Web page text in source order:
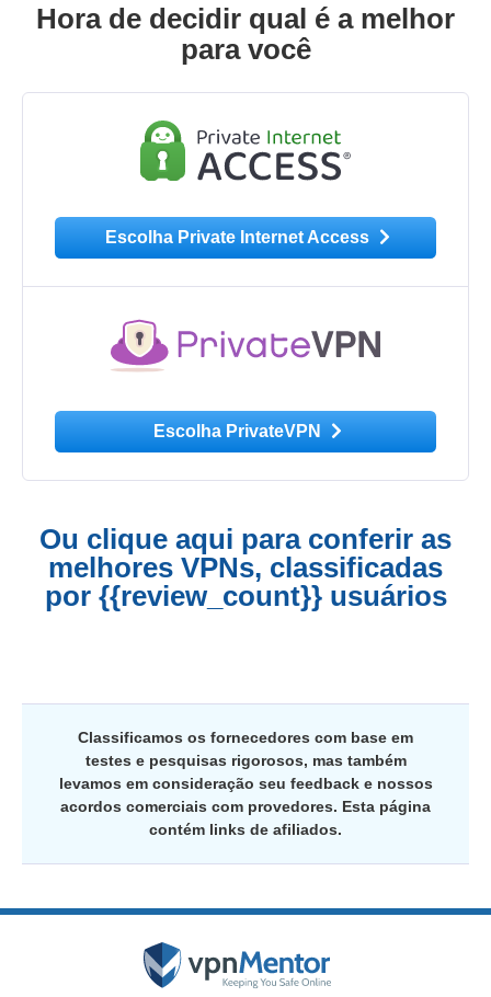
Hora de decidir qual é a melhor
para você
Escolha Private Internet Access
Escolha PrivateVPN
Ou clique aqui para conferir as
melhores VPNs, classificadas
por {{review_count}} usuários
Classificamos os fornecedores com base em
testes e pesquisas rigorosos, mas também
levamos em consideração seu feedback e nossos
acordos comerciais com provedores. Esta página
contém links de afiliados.